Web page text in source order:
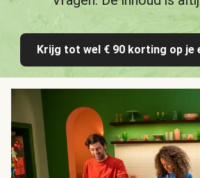
Krijg tot wel € 90 korting op je